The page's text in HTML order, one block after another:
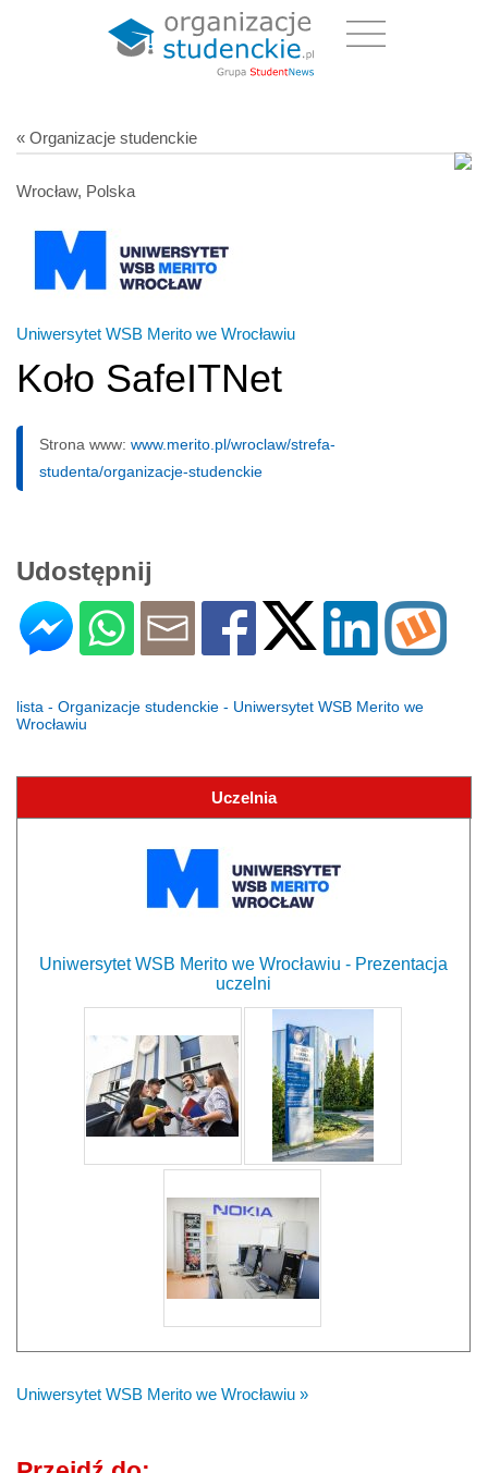
« Organizacje studenckie
Wrocław, Polska
Uniwersytet WSB Merito we Wrocławiu
Koło SafeITNet
Strona www: www.merito.pl/wroclaw/strefa-
studenta/organizacje-studenckie
Udostępnij
lista - Organizacje studenckie - Uniwersytet WSB Merito we
Wrocławiu
Uczelnia
Uniwersytet WSB Merito we Wrocławiu - Prezentacja
uczelni
Uniwersytet WSB Merito we Wrocławiu »